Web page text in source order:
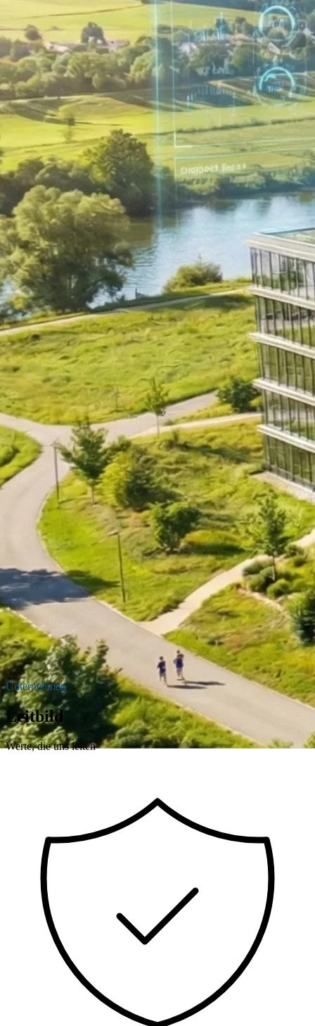
Gründung & Entwicklung
Umstrukturierung & Sanierung
Nachfolge & Transaktionen
Bewertung & Planung
Wissen
News
Fachwissen
Publikationen
Ressourcen
Team
Karriere
Kundeninformation
Leitbild
Kontakt
Offerte anfordern
Unternehmen
Leitbild
Werte, die uns leiten